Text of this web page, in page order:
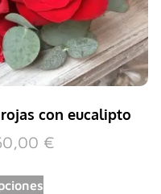
rojas con eucalipto
€